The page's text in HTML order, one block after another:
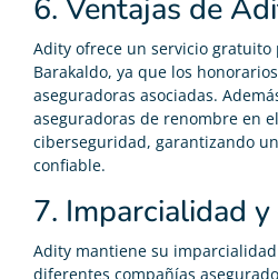
6. Ventajas de
Adity ofrece un servicio gratuito
Barakaldo, ya que los
aseguradoras asociadas.
aseguradoras de renombre en
ciberseguridad, garantizando
confiable.
7. Imparcialidad
Adity mantiene su
diferentes compañías